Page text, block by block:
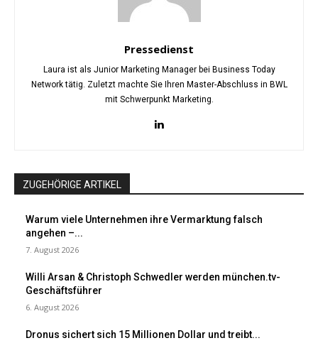
Pressedienst
Laura ist als Junior Marketing Manager bei Business Today
Network tätig. Zuletzt machte Sie Ihren Master-Abschluss in BWL
mit Schwerpunkt Marketing.
ZUGEHÖRIGE ARTIKEL
Warum viele Unternehmen ihre Vermarktung falsch
angehen –...
7. August 2026
Willi Arsan & Christoph Schwedler werden münchen.tv-
Geschäftsführer
6. August 2026
Dronus sichert sich 15 Millionen Dollar und treibt...